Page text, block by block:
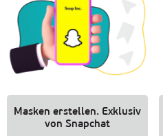
Masken erstellen. Exklusiv
von Snapchat